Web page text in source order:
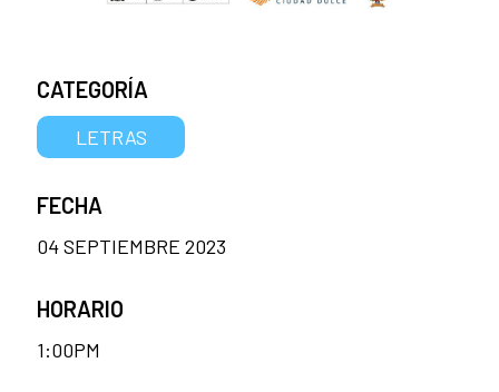
CATEGORÍA
LETRAS
FECHA
04 SEPTIEMBRE 2023
HORARIO
1:00PM